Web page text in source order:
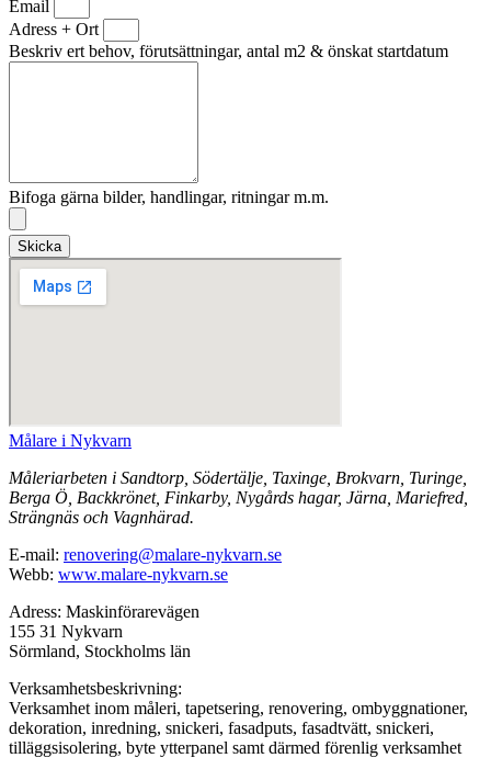
Email
Adress + Ort
Beskriv ert behov, förutsättningar, antal m2 & önskat startdatum
Bifoga gärna bilder, handlingar, ritningar m.m.
Skicka
Målare i Nykvarn
Måleriarbeten i Sandtorp, Södertälje, Taxinge, Brokvarn, Turinge,
Berga Ö, Backkrönet, Finkarby, Nygårds hagar, Järna, Mariefred,
Strängnäs och Vagnhärad.
E-mail: renovering@malare-nykvarn.se
Webb: www.malare-nykvarn.se
Adress: Maskinförarevägen
155 31 Nykvarn
Sörmland, Stockholms län
Verksamhetsbeskrivning:
Verksamhet inom måleri, tapetsering, renovering, ombyggnationer,
dekoration, inredning, snickeri, fasadputs, fasadtvätt, snickeri,
tilläggsisolering, byte ytterpanel samt därmed förenlig verksamhet